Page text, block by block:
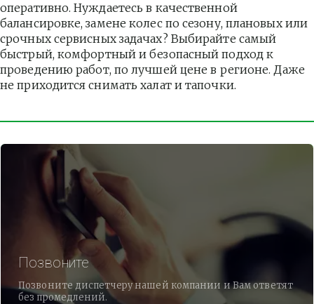
оперативно. Нуждаетесь в качественной
балансировке, замене колес по сезону, плановых или
срочных сервисных задачах? Выбирайте самый
быстрый, комфортный и безопасный подход к
проведению работ, по лучшей цене в регионе. Даже
не приходится снимать халат и тапочки.
Позвоните
Позвоните диспетчеру нашей компании и Вам ответят
без промедлений.